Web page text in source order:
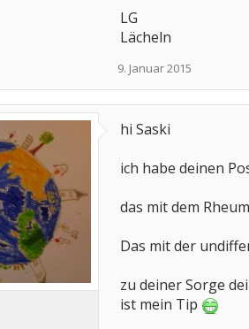
LG
Lächeln
9. Januar 2015
hi Saski
ich habe deinen
das mit dem
Das mit der
zu deiner Sorge
ist mein Tip